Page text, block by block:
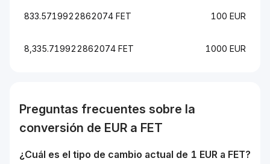
833.5719922862074 FET 100 EUR
8,335.719922862074 FET 1000 EUR
Preguntas frecuentes sobre la
conversión de EUR a FET
¿Cuál es el tipo de cambio actual de 1 EUR a FET?